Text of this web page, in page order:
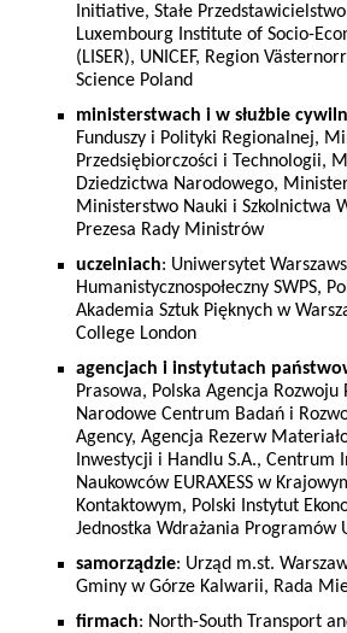
Initiative, Stałe
Luxembourg Institute of Socio-
(LISER), UNICEF, Region
Science Poland
ministerstwach i w służbie
Funduszy i Polityki Regionalnej,
Przedsiębiorczości i Technologii,
Dziedzictwa Narodowego,
Ministerstwo Nauki i Szkolnictwa
Prezesa Rady Ministrów
uczelniach: Uniwersytet
Humanistycznospołeczny SWPS,
Akademia Sztuk Pięknych w
College London
agencjach i instytutach
Prasowa, Polska Agencja Rozwoju
Narodowe Centrum Badań i
Agency, Agencja Rezerw
Inwestycji i Handlu S.A., Centrum
Naukowców EURAXESS w
Kontaktowym, Polski Instytut
Jednostka Wdrażania Programów
samorządzie: Urząd m.st.
Gminy w Górze Kalwarii, Rada
firmach: North-South Transport